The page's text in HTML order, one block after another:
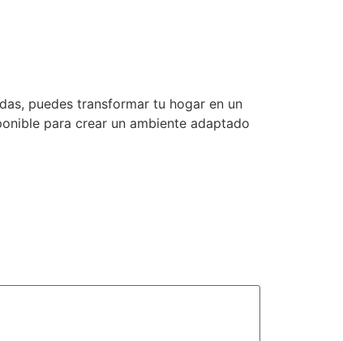
puedes transformar tu hogar en un
para crear un ambiente adaptado